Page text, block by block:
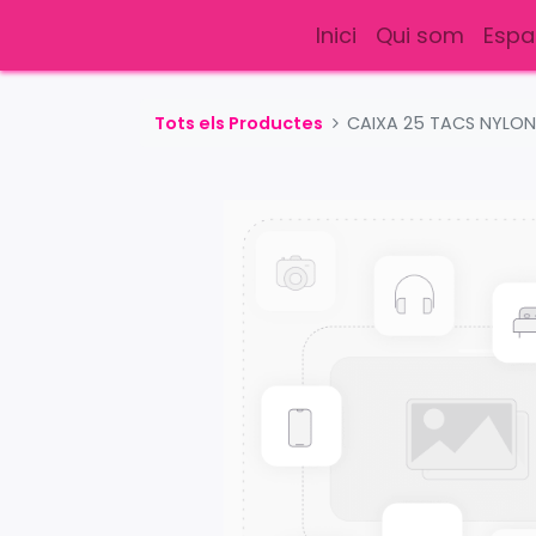
Inici Qui som
Tots els Productes CAIXA 25 TACS